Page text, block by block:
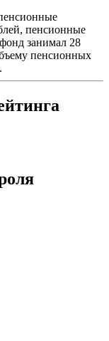
пенсионные
занимал 28
пенсионных